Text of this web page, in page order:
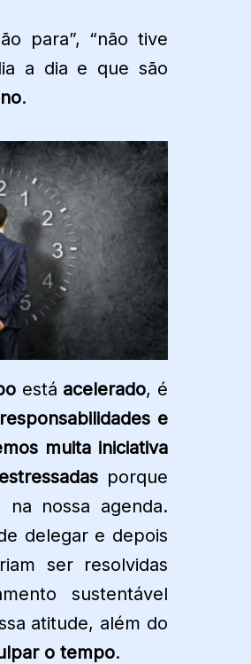
para”, “não tive
a dia e que são
.
está acelerado, é
responsabilidades e
muita iniciativa
porque
nossa agenda.
delegar e depois
ser resolvidas
sustentável
atitude, além do
o tempo.